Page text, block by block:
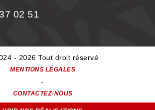
02 51
- 2026 Tout droit réservé
MENTIONS LÉGALES
-
CONTACTEZ-NOUS